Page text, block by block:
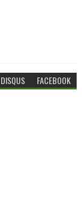
DISQUS FACEBOOK